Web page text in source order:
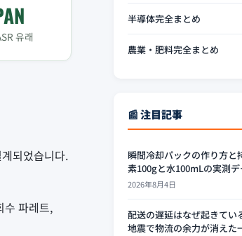
유래
되었습니다.
파레트,
半導体完全まとめ
農業・肥料完全まとめ
📰 注目記事
瞬間冷却パックの作り方と
素100gと水100mLの実測デ
2026年8月4日
配送の遅延はなぜ起きてい
地震で物流の余力が消えた